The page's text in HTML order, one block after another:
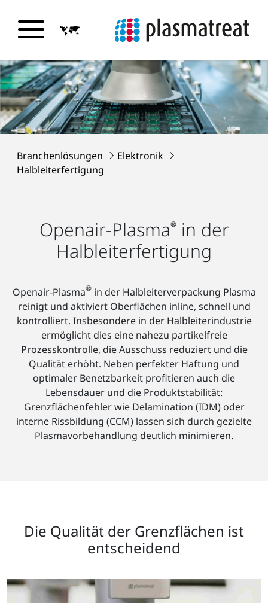
Branchenlösungen
Elektronik
Halbleiterfertigung
Openair-Plasma®in der
Halbleiterfertigung
Openair-Plasma®in der Halbleiterverpackung Plasma
reinigt und aktiviert Oberflächen inline, schnell und
kontrolliert. Insbesondere in der Halbleiterindustrie
ermöglicht dies eine nahezu partikelfreie
Prozesskontrolle, die Ausschuss reduziert und die
Qualität erhöht. Neben perfekter Haftung und
optimaler Benetzbarkeit profitieren auch die
Lebensdauer und die Produktstabilität:
Grenzflächenfehler wie Delamination (IDM) oder
interne Rissbildung (CCM) lassen sich durch gezielte
Plasmavorbehandlung deutlich minimieren.
Die Qualität der Grenzflächen ist
entscheidend